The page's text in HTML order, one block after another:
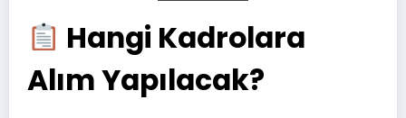
Hangi Kadrolara
Alım Yapılacak?